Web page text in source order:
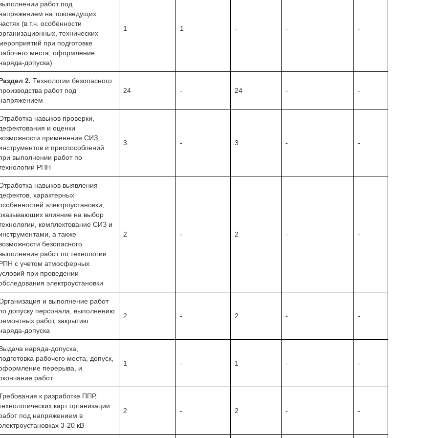
работ под
на токоведущих
(в т.ч. особенности
технических
при подготовке
места, оформление
допуска)
1 1 - - -
2. Технологии безопасного
работ под
24 - 24 - -
навыков проверки,
и оценки
применения СИЗ,
и приспособлений
выполнении работ по
РПН
3 - 3 - -
навыков выявления
характерных
электроустановки,
влияние на выбор
комплектование СИЗ и
а также
безопасного
работ по технологии
с учетом атмосферных
при проведении
электроустановки
2 - 2 - -
и выполнение работ
допуску персонала, выполнению
работ, закрытию
допуска
2 - 2 - -
наряда-допуска,
рабочего места, допуск,
перерыва, и
работ
1 - 1 - -
к разработке ППР,
карт организации
под напряжением в
3-20 кВ
2 - 2 - -